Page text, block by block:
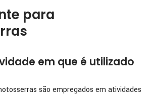
para
em que é utilizado
são empregados em atividades